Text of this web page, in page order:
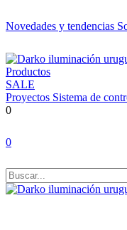
Novedades y tendencias
Productos
SALE
Proyectos Sistema de
0
0